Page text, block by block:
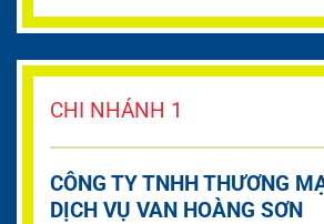
CHI NHÁNH 1
CÔNG TY TNHH THƯƠNG
DỊCH VỤ VAN HOÀNG SƠN